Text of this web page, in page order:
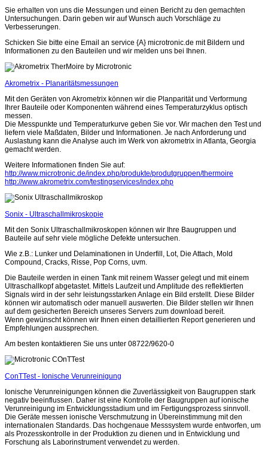
Sie erhalten von uns die Messungen und einen Bericht zu den gemachten
Untersuchungen. Darin geben wir auf Wunsch auch Vorschläge zu
Verbesserungen.
Schicken Sie bitte eine Email an service {A} microtronic.de mit Bildern und
Informationen zu den Bauteilen und wir melden uns bei Ihnen.
Akrometrix - Planaritätsmessungen
Mit den Geräten von Akrometrix können wir die Planparität und Verformung
Ihrer Bauteile oder Komponenten während eines Temperaturzyklus optisch
messen.
Die Messpunkte und Temperaturkurve geben Sie vor. Wir machen den Test und
liefern viele Maßdaten, Bilder und Informationen. Je nach Anforderung und
Auslastung kann die Analyse auch im Werk von akrometrix in Atlanta, Georgia
gemacht werden.
Weitere Informationen finden Sie auf:
http://www.microtronic.de/index.php/produkte/produtgruppen/thermoire
http://www.akrometrix.com/testingservices/index.php
Sonix - Ultraschallmikroskopie
Mit den Sonix Ultraschallmikroskopen können wir Ihre Baugruppen und
Bauteile auf sehr viele mögliche Defekte untersuchen.
Wie z.B.: Lunker und Delaminationen in Underfill, Lot, Die Attach, Mold
Compound, Cracks, Risse, Pop Corns, uvm.
Die Bauteile werden in einen Tank mit reinem Wasser gelegt und mit einem
Ultraschallkopf abgetastet. Mittels Laufzeit und Amplitude des reflektierten
Signals wird in der sehr leistungsstarken Anlage ein Bild erstellt. Diese Bilder
können wir automatisch oder manuell auswerten. Die Bilder stellen wir Ihnen
auf dem gesicherten Bereich unseres Servers zum download bereit.
Wenn gewünscht können wir Ihnen einen detaillierten Report generieren und
Empfehlungen aussprechen.
Am besten kontaktieren Sie uns unter 08722/9620-0
ConTTest - Ionische Verunreinigung
Ionische Verunreinigungen können die Zuverlässigkeit von Baugruppen stark
negativ beeinflussen. Daher ist eine Kontrolle der Baugruppen auf ionische
Verunreinigung im Entwicklungsstadium und im Fertigungsprozess sinnvoll.
Die Geräte messen ionische Verschmutzung in Übereinstimmung mit den
internationalen Standards. Das hochgenaue Messsystem wurde entworfen, um
als Prozesskontrolle in der Produktion zu dienen und in Entwicklung und
Forschung als Laborinstrument verwendet zu werden.